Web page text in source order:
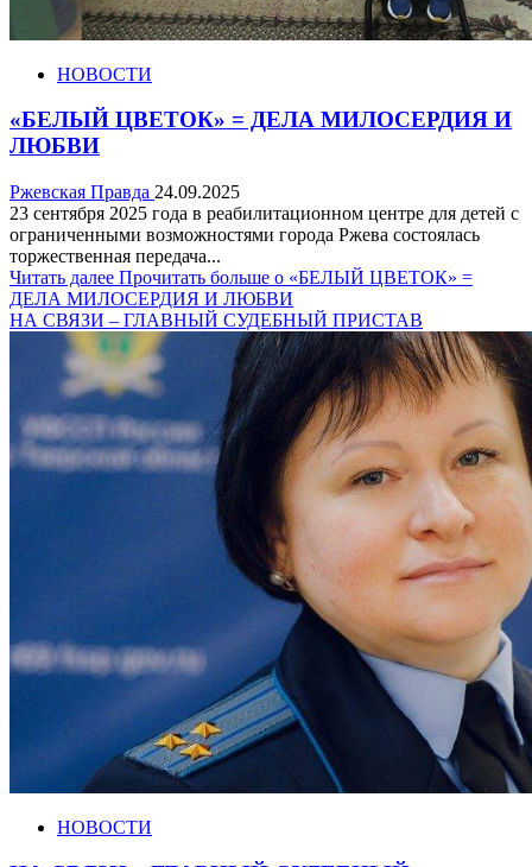
НОВОСТИ
«БЕЛЫЙ ЦВЕТОК» = ДЕЛА МИЛОСЕРДИЯ И
ЛЮБВИ
Ржевская Правда 24.09.2025
23 сентября 2025 года в реабилитационном центре для детей с
ограниченными возможностями города Ржева состоялась
торжественная передача...
Читать далее Прочитать больше о «БЕЛЫЙ ЦВЕТОК» =
ДЕЛА МИЛОСЕРДИЯ И ЛЮБВИ
НА СВЯЗИ – ГЛАВНЫЙ СУДЕБНЫЙ ПРИСТАВ
НОВОСТИ